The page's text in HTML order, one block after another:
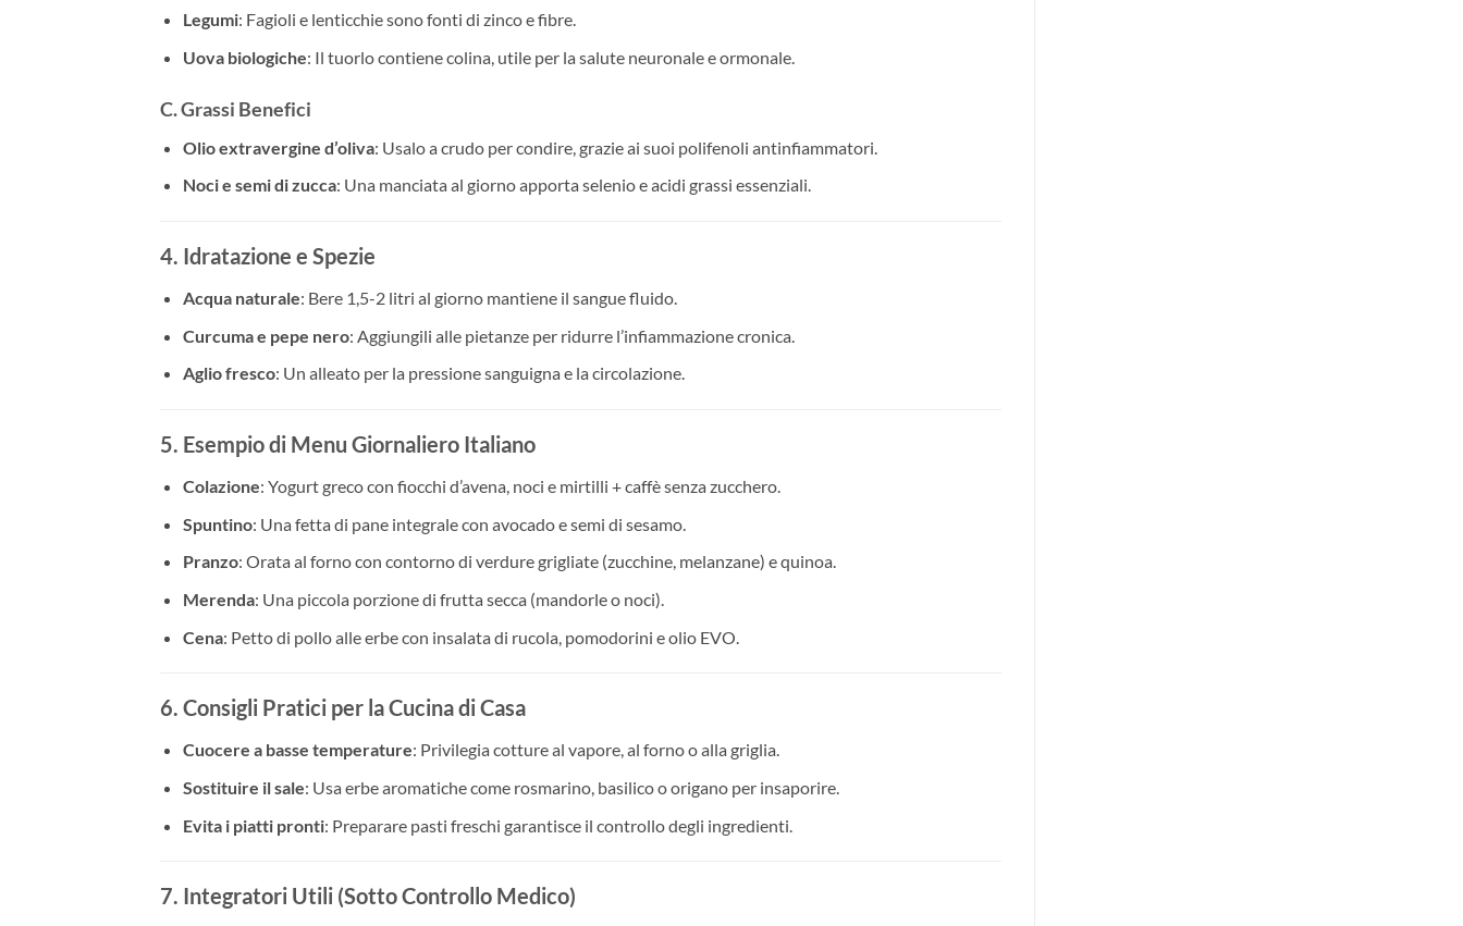
Legumi: Fagioli e lenticchie sono fonti di zinco e fibre.
Uova biologiche: Il tuorlo contiene colina, utile per la salute neuronale e ormonale.
C. Grassi Benefici
Olio extravergine d’oliva: Usalo a crudo per condire, grazie ai suoi polifenoli antinfiammatori.
Noci e semi di zucca: Una manciata al giorno apporta selenio e acidi grassi essenziali.
4. Idratazione e Spezie
Acqua naturale: Bere 1,5-2 litri al giorno mantiene il sangue fluido.
Curcuma e pepe nero: Aggiungili alle pietanze per ridurre l’infiammazione cronica.
Aglio fresco: Un alleato per la pressione sanguigna e la circolazione.
5. Esempio di Menu Giornaliero Italiano
Colazione: Yogurt greco con fiocchi d’avena, noci e mirtilli + caffè senza zucchero.
Spuntino: Una fetta di pane integrale con avocado e semi di sesamo.
Pranzo: Orata al forno con contorno di verdure grigliate (zucchine, melanzane) e quinoa.
Merenda: Una piccola porzione di frutta secca (mandorle o noci).
Cena: Petto di pollo alle erbe con insalata di rucola, pomodorini e olio EVO.
6. Consigli Pratici per la Cucina di Casa
Cuocere a basse temperature: Privilegia cotture al vapore, al forno o alla griglia.
Sostituire il sale: Usa erbe aromatiche come rosmarino, basilico o origano per insaporire.
Evita i piatti pronti: Preparare pasti freschi garantisce il controllo degli ingredienti.
7. Integratori Utili (Sotto Controllo Medico)